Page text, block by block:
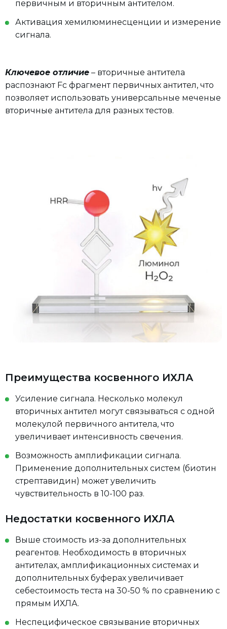
первичным и вторичным антителом.
Активация хемилюминесценции и измерение
сигнала.
Ключевое отличие – вторичные антитела
распознают Fc фрагмент первичных антител, что
позволяет использовать универсальные меченые
вторичные антитела для разных тестов.
Преимущества косвенного ИХЛА
Усиление сигнала. Несколько молекул
вторичных антител могут связываться с одной
молекулой первичного антитела, что
увеличивает интенсивность свечения.
Возможность амплификации сигнала.
Применение дополнительных систем (биотин
стрептавидин) может увеличить
чувствительность в 10-100 раз.
Недостатки косвенного ИХЛА
Выше стоимость из-за дополнительных
реагентов. Необходимость в вторичных
антителах, амплификационных системах и
дополнительных буферах увеличивает
себестоимость теста на 30-50 % по сравнению с
прямым ИХЛА.
Неспецифическое связывание вторичных